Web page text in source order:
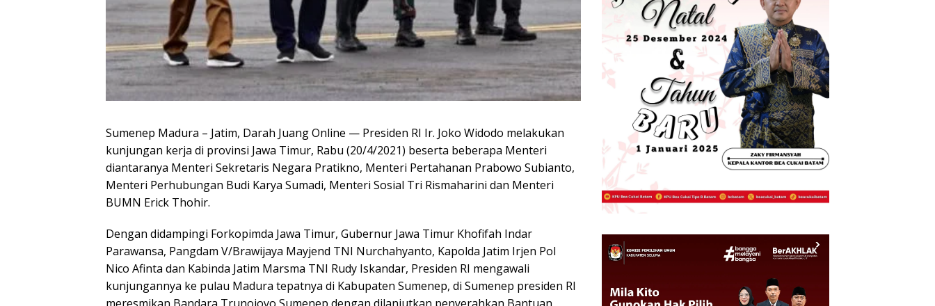
Sumenep Madura – Jatim, Darah Juang Online — Presiden RI Ir. Joko Widodo melakukan
kunjungan kerja di provinsi Jawa Timur, Rabu (20/4/2021) beserta beberapa Menteri
diantaranya Menteri Sekretaris Negara Pratikno, Menteri Pertahanan Prabowo Subianto,
Menteri Perhubungan Budi Karya Sumadi, Menteri Sosial Tri Rismaharini dan Menteri
BUMN Erick Thohir.
Dengan didampingi Forkopimda Jawa Timur, Gubernur Jawa Timur Khofifah Indar
Parawansa, Pangdam V/Brawijaya Mayjend TNI Nurchahyanto, Kapolda Jatim Irjen Pol
Nico Afinta dan Kabinda Jatim Marsma TNI Rudy Iskandar, Presiden RI mengawali
kunjungannya ke pulau Madura tepatnya di Kabupaten Sumenep, di Sumenep presiden RI